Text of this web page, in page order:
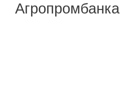
Агропромбанка